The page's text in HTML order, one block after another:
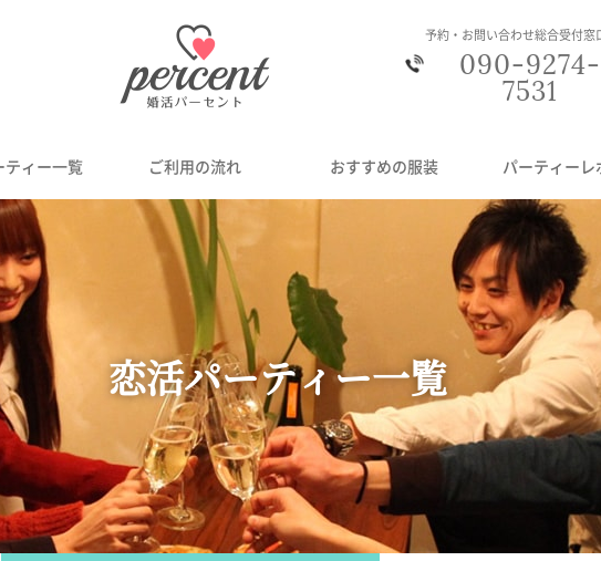
予約・お問い合わせ総合受付窓
090-9274-
7531
ティー一覧 ご利用の流れ おすすめの服装 パーティーレ
恋活パーティー一覧